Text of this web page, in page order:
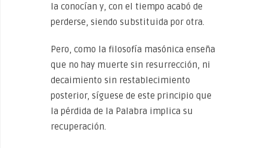
la conocían y, con el tiempo acabó de
perderse, siendo substituida por otra.
Pero, como la filosofía masónica enseña
que no hay muerte sin resurrección, ni
decaimiento sin restablecimiento
posterior, síguese de este principio que
la pérdida de la Palabra implica su
recuperación.